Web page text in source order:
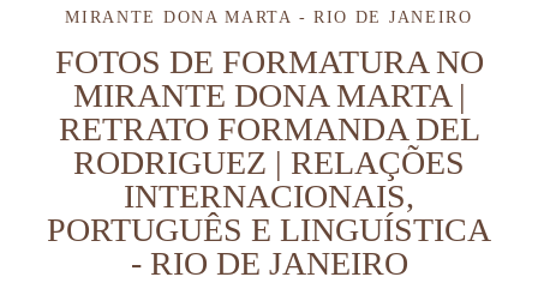
MIRANTE DONA MARTA - RIO DE JANEIRO
FOTOS DE FORMATURA NO
MIRANTE DONA MARTA |
RETRATO FORMANDA DEL
RODRIGUEZ | RELAÇÕES
INTERNACIONAIS,
PORTUGUÊS E LINGUÍSTICA
- RIO DE JANEIRO